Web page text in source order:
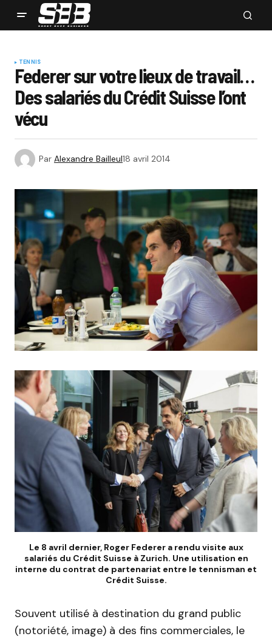
TENNIS
Federer sur votre lieux de travail…
Des salariés du Crédit Suisse l’ont
vécu
Par Alexandre Bailleul18 avril 2014
Le 8 avril dernier, Roger Federer a rendu visite aux
salariés du Crédit Suisse à Zurich. Une utilisation en
interne du contrat de partenariat entre le tennisman et
Crédit Suisse.
Souvent utilisé à destination du grand public
(notoriété, image) à des fins commerciales, le